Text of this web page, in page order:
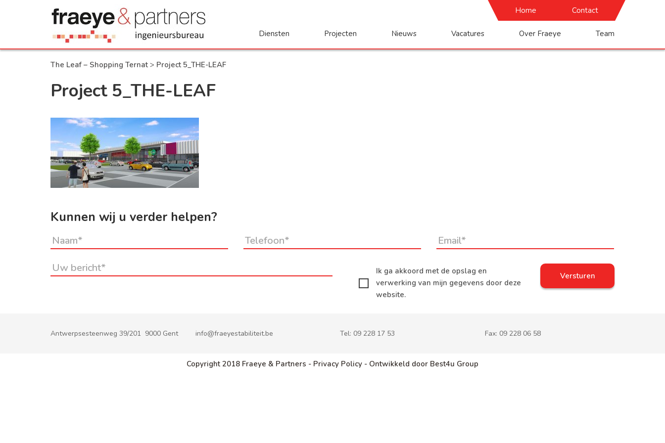
Home Contact
Diensten Projecten Nieuws Vacatures Over Fraeye Team
The Leaf – Shopping Ternat > Project 5_THE-LEAF
Project 5_THE-LEAF
Kunnen wij u verder helpen?
Ik ga akkoord met de opslag en
verwerking van mijn gegevens door deze
website.
Antwerpsesteenweg 39/201 9000 Gent info@fraeyestabiliteit.be Tel: 09 228 17 53 Fax: 09 228 06 58
Copyright 2018 Fraeye & Partners - Privacy Policy - Ontwikkeld door Best4u Group